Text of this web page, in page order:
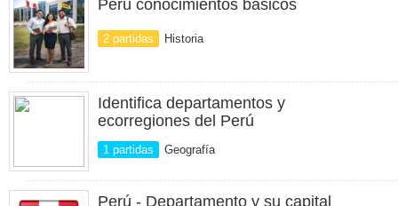
Perú conocimientos básicos
2 partidas Historia
Identifica departamentos y
ecorregiones del Perú
1 partidas Geografía
Perú - Departamento y su capital